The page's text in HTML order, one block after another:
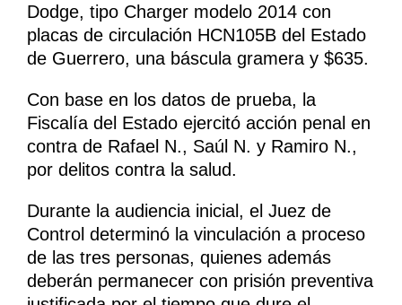
Dodge, tipo Charger modelo 2014 con
placas de circulación HCN105B del Estado
de Guerrero, una báscula gramera y $635.
Con base en los datos de prueba, la
Fiscalía del Estado ejercitó acción penal en
contra de Rafael N., Saúl N. y Ramiro N.,
por delitos contra la salud.
Durante la audiencia inicial, el Juez de
Control determinó la vinculación a proceso
de las tres personas, quienes además
deberán permanecer con prisión preventiva